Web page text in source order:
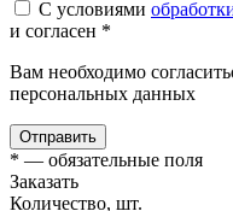
С условиями
и согласен *
Вам необходимо
персональных данных
Отправить
* — обязательные поля
Заказать
Количество, шт.